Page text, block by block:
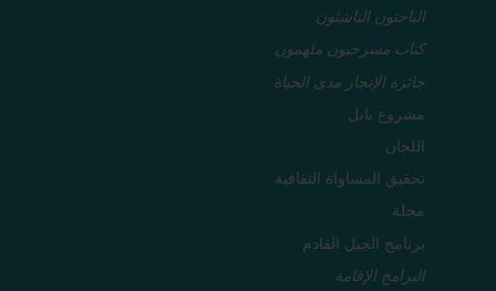
الباحثون الناشئون
كتاب مسرحيون ملهمون
جائزة الإنجاز مدى الحياة
مشروع بابل
اللجان
تحقيق المساواة الثقافية
مجلة
برنامج الجيل القادم
البرامج الإقامة